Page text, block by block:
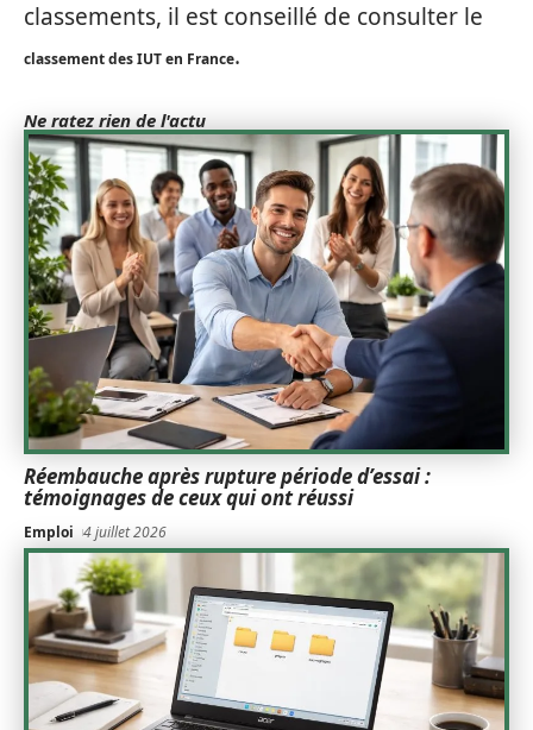
classements, il est conseillé de consulter le
classement des IUT en France.
Ne ratez rien de l'actu
Réembauche après rupture période d’essai :
témoignages de ceux qui ont réussi
Emploi 4 juillet 2026